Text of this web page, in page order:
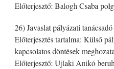
Előterjesztő: Balogh Csaba
26) Javaslat pályázati
Előterjesztés tartalma: Külső
kapcsolatos döntések
Előterjesztő: Ujlaki Anikó